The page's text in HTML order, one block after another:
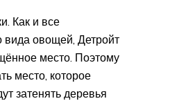
Как и все
вида овощей, Детройт
место. Поэтому
место, которое
затенять деревья